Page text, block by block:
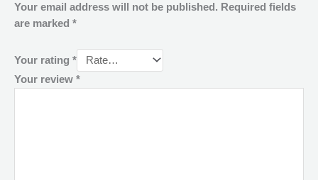
Your email address will not be published. Required fields
are marked *
Your rating *
Your review *